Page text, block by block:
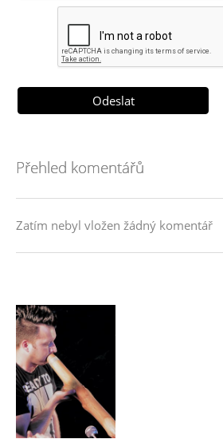
Přehled komentářů
Zatím nebyl vložen žádný komentář